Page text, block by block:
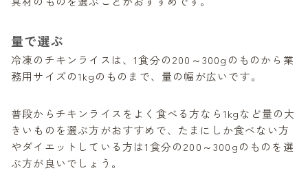
量で選ぶ
冷凍のチキンライスは、1食分の200～300gのものから業
務用サイズの1kgのものまで、量の幅が広いです。
普段からチキンライスをよく食べる方なら1kgなど量の大
きいものを選ぶ方がおすすめで、たまにしか食べない方
やダイエットしている方は1食分の200～300gのものを選
ぶ方が良いでしょう。